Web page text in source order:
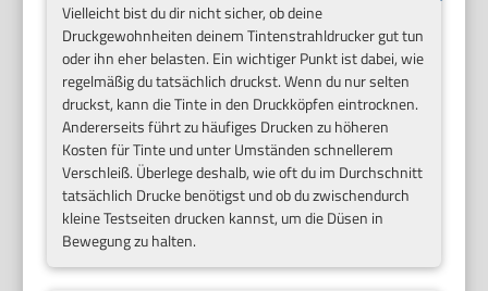
Vielleicht bist du dir nicht sicher, ob deine
Druckgewohnheiten deinem Tintenstrahldrucker gut tun
oder ihn eher belasten. Ein wichtiger Punkt ist dabei, wie
regelmäßig du tatsächlich druckst. Wenn du nur selten
druckst, kann die Tinte in den Druckköpfen eintrocknen.
Andererseits führt zu häufiges Drucken zu höheren
Kosten für Tinte und unter Umständen schnellerem
Verschleiß. Überlege deshalb, wie oft du im Durchschnitt
tatsächlich Drucke benötigst und ob du zwischendurch
kleine Testseiten drucken kannst, um die Düsen in
Bewegung zu halten.